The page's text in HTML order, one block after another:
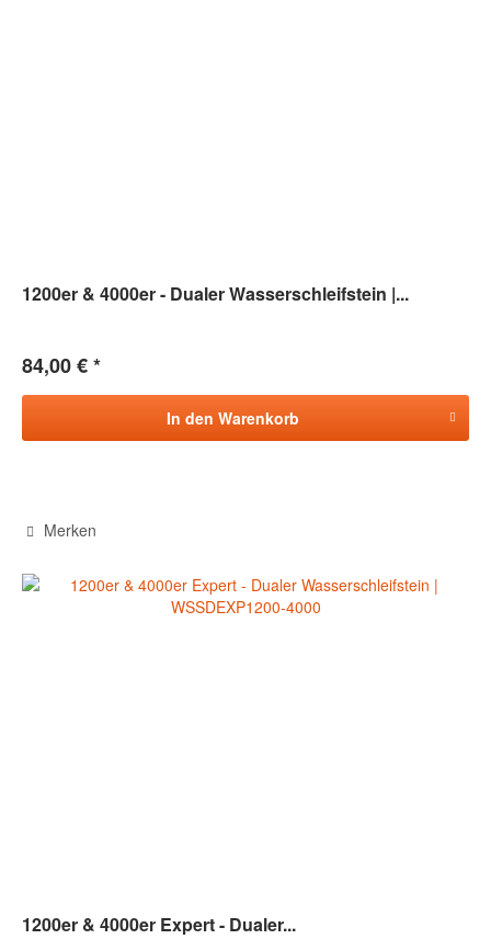
1200er & 4000er - Dualer Wasserschleifstein |...
84,00 € *
In den Warenkorb
Merken
1200er & 4000er Expert - Dualer...